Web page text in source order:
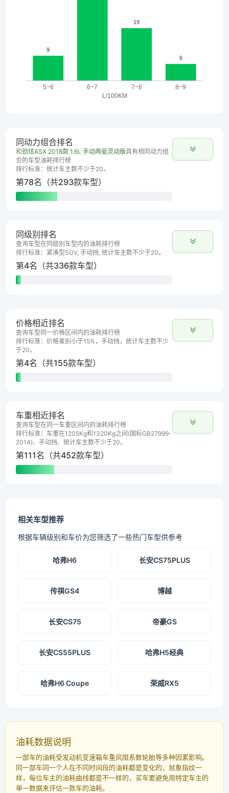
同动力组合排名
和劲炫ASX 2018款 1.6L 手动两驱灵动版具有相同动力组
合的车型油耗排行榜
排行标准：统计车主数不少于20。
第78名（共293款车型）
同级别排名
查询车型在同级别车型内的油耗排行榜
排行标准：紧凑型SUV, 手动挡, 统计车主数不少于20。
第4名（共336款车型）
价格相近排名
查询车型同一价格区间内的油耗排行榜
排行标准：价格差别小于15%，手动挡，统计车主数不少
于20。
第4名（共155款车型）
车重相近排名
查询车型在同一车重区间内的油耗排行榜
排行标准：车重在1205Kg和1320Kg之间(国标GB27999-
2014)、手动挡、统计车主数不少于20。
第111名（共452款车型）
相关车型推荐
根据车辆级别和车价为您筛选了一些热门车型供参考
哈弗H6 长安CS75PLUS
传祺GS4 博越
长安CS75 帝豪GS
长安CS55PLUS 哈弗H5经典
哈弗H6 Coupe 荣威RX5
油耗数据说明
一部车的油耗受发动机变速箱车重风阻系数轮胎等多种因素影响。
同一部车同一个人在不同时间段的油耗都是变化的，就象指纹一
样，每位车主的油耗曲线都是不一样的，买车要避免用特定车主的
单一数据来评估一款车的油耗。